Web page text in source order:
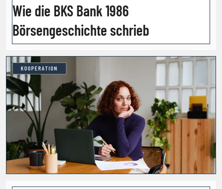
Wie die BKS Bank 1986
Börsengeschichte schrieb
KOOPERATION